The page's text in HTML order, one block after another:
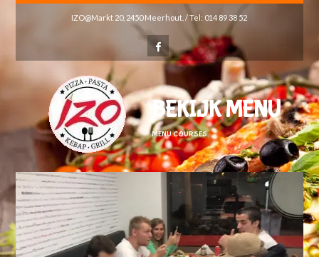
IZO@Markt 20, 2450 Meerhout. / Tel: 014 89 38 52
BEKIJK MENU
MENU COURSES